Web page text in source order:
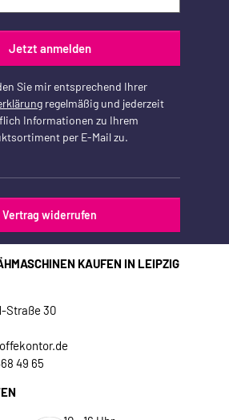
Jetzt anmelden
Sie mir entsprechend Ihrer
regelmäßig und jederzeit
Informationen zu Ihrem
per E-Mail zu.
Vertrag widerrufen
KAUFEN IN LEIPZIG
Straße 30
49 65